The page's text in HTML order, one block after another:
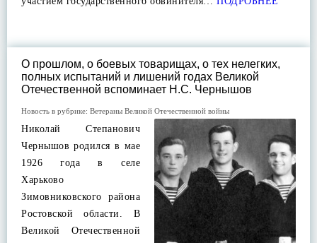
О прошлом, о боевых товарищах, о тех нелегких,
полных испытаний и лишений годах Великой
Отечественной вспоминает Н.С. Чернышов
Новость в рубрике: Ветераны Великой Отечественной войны
Николай Степанович
Чернышов родился в мае
1926 года в селе
Харьково
Зимовниковского района
Ростовской области. В
Великой Отечественной